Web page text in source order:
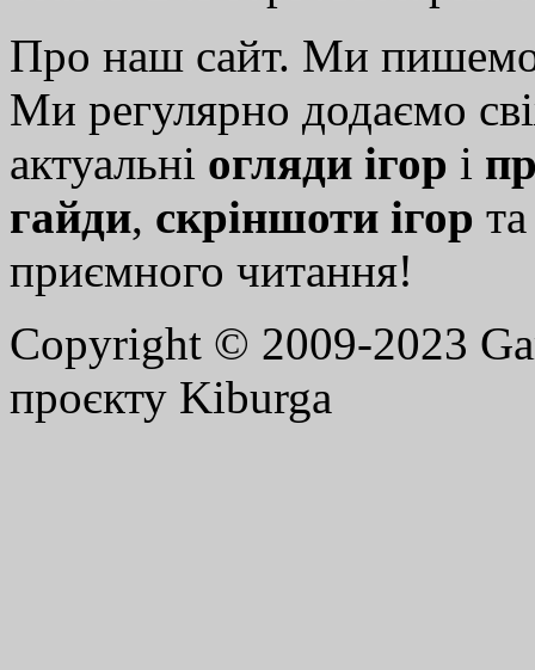
Про наш сайт. Ми
Ми регулярно додаємо
актуальні огляди ігор і
гайди, скріншоти ігор
приємного читання!
Copyright © 2009-2023
проєкту Kiburga